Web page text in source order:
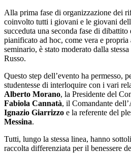
Alla prima fase di organizzazione dei
coinvolto tutti i giovani e le giovani
succeduta una seconda fase di
pianificato ad hoc, come vera e
seminario, è stato moderato dalla
Russo.
Questo step dell’evento ha permesso,
studentesse di interloquire con i vari
Alberto Morano, la Presidente del
Fabiola Cannatà, il Comandante
Ignazio Giarrizzo e la referente del
Messina.
Tutti, lungo la stessa linea, hanno
raccolta differenziata per il benessere